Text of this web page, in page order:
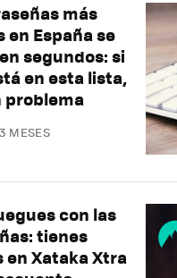
más
en España se
segundos: si
en esta lista,
problema
MESES
con las
tienes
en Xataka Xtra